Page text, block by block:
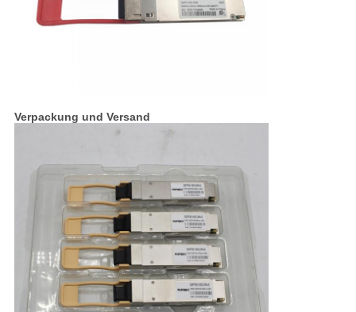
Verpackung und Versand